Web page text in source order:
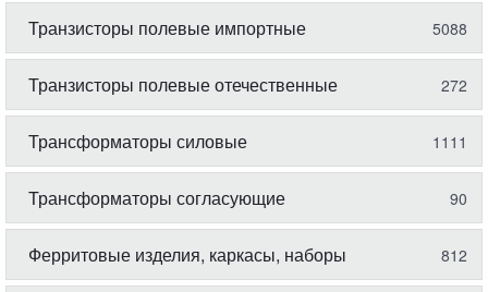
Транзисторы полевые импортные 5088
Транзисторы полевые отечественные 272
Трансформаторы силовые 1111
Трансформаторы согласующие 90
Ферритовые изделия, каркасы, наборы 812